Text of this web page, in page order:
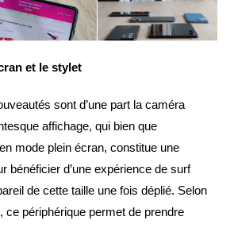
et le stylet
sont d’une part la caméra
affichage, qui bien que
mode plein écran, constitue une
bénéficier d’une expérience de surf
de cette taille une fois déplié. Selon
ce périphérique permet de prendre